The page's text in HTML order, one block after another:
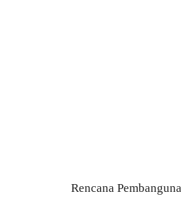
Rencana